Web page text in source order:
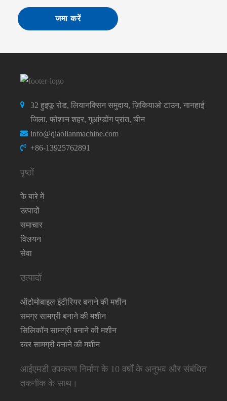
जमा करें
32 हुइफू रोड, लियानक्सिन समुदाय, ज़िकियाओ टाउन, नानहाई
जिला, फोशान शहर, गुआंग्डोंग प्रांत, चीन
info@qiaolianmachine.com
+86-13925762891
पृष्ठों
के बारे में
उत्पादों
समाचार
विलयन
सेवा
उत्पादों
ऑटोमोबाइल इंटीरियर बनाने की मशीन
समग्र सामग्री बनाने की मशीन
सिलिकॉन सामग्री बनाने की मशीन
रबर सामग्री बनाने की मशीन
आईएमडी उपकरण निर्माण के 10 वर्षों के अनुभव और संबंधित
तकनीक के साथ।